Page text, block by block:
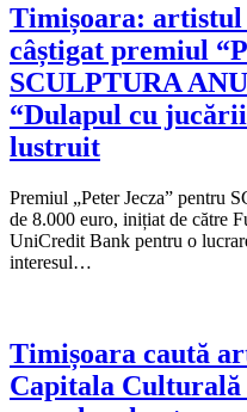
Timișoara:
câștigat premiul
SCULPTURA
“Dulapul cu
lustruit
Premiul „Peter Jecza”
de 8.000 euro, inițiat de către
UniCredit Bank pentru o
interesul…
Timișoara caută
Capitala Culturală